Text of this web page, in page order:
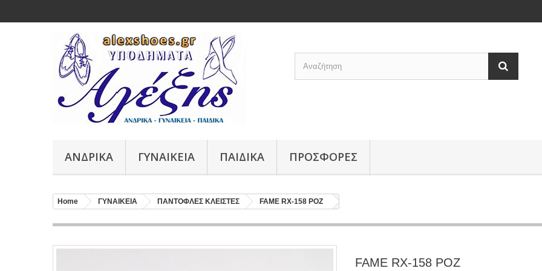
ΑΝΔΡΙΚΑ ΓΥΝΑΙΚΕΙΑ ΠΑΙΔΙΚΑ ΠΡΟΣΦΟΡΕΣ
Home ΓΥΝΑΙΚΕΙΑ ΠΑΝΤΟΦΛΕΣ ΚΛΕΙΣΤΕΣ FAME RX-158 ΡΟΖ
FAME RX-158 ΡΟΖ